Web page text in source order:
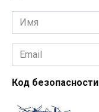
Имя
*
Email
*
Код безопасности